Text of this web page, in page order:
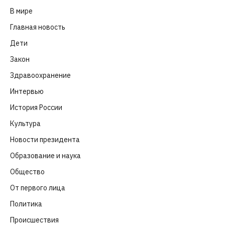
В мире
Главная новость
Дети
Закон
Здравоохранение
Интервью
История России
Культура
Новости президента
Образование и наука
Общество
От первого лица
Политика
Происшествия